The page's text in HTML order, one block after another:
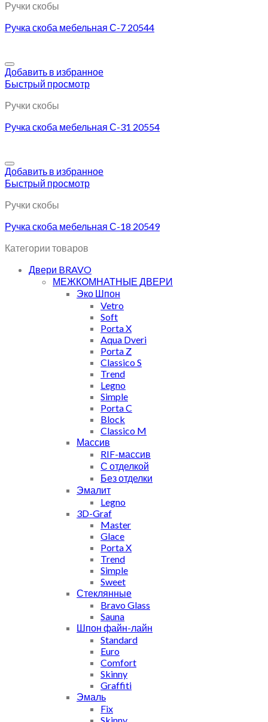
Ручки скобы
Ручка скоба мебельная С-7 20544
Добавить в избранное
Быстрый просмотр
Ручки скобы
Ручка скоба мебельная С-31 20554
Добавить в избранное
Быстрый просмотр
Ручки скобы
Ручка скоба мебельная С-18 20549
Категории товаров
Двери BRAVO
МЕЖКОМНАТНЫЕ ДВЕРИ
Эко Шпон
Vetro
Soft
Porta X
Aqua Dveri
Porta Z
Classico S
Trend
Legno
Simple
Porta C
Block
Classico M
Массив
RIF-массив
С отделкой
Без отделки
Эмалит
Legno
3D-Graf
Master
Glace
Porta X
Trend
Simple
Sweet
Стеклянные
Bravo Glass
Sauna
Шпон файн-лайн
Standard
Euro
Comfort
Skinny
Graffiti
Эмаль
Fix